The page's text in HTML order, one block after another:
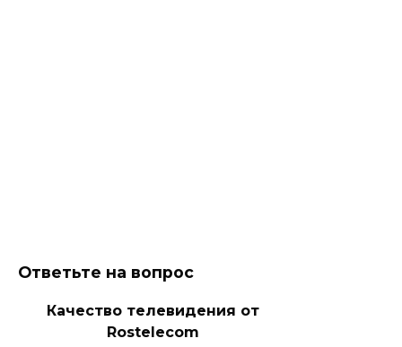
Ответьте на вопрос
Качество телевидения от
Rostelecom